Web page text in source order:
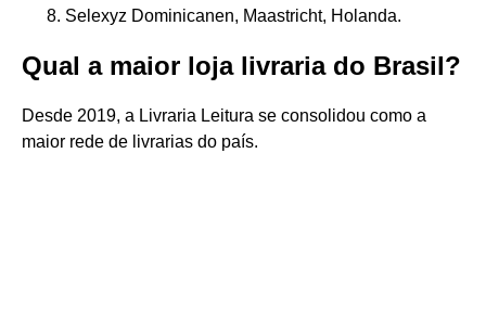
Selexyz Dominicanen, Maastricht, Holanda.
Qual a maior loja livraria do Brasil?
Desde 2019, a Livraria Leitura se consolidou como a
maior rede de livrarias do país.